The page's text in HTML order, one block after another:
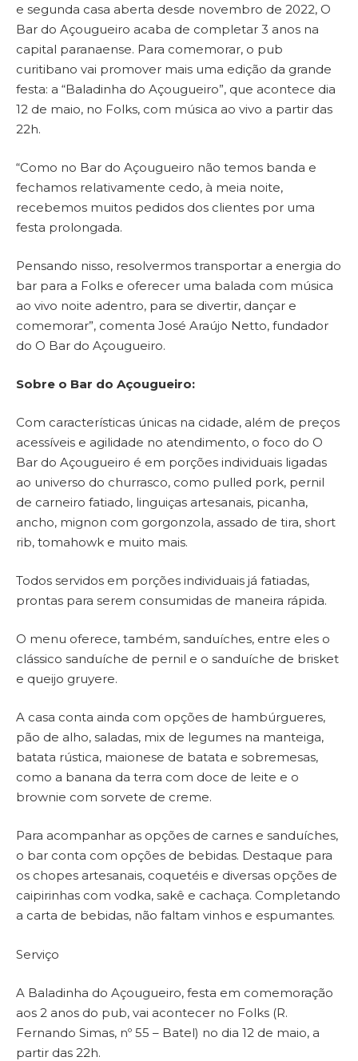
e segunda casa aberta desde novembro de 2022, O
Bar do Açougueiro acaba de completar 3 anos na
capital paranaense. Para comemorar, o pub
curitibano vai promover mais uma edição da grande
festa: a “Baladinha do Açougueiro”, que acontece dia
12 de maio, no Folks, com música ao vivo a partir das
22h.
“Como no Bar do Açougueiro não temos banda e
fechamos relativamente cedo, à meia noite,
recebemos muitos pedidos dos clientes por uma
festa prolongada.
Pensando nisso, resolvermos transportar a energia do
bar para a Folks e oferecer uma balada com música
ao vivo noite adentro, para se divertir, dançar e
comemorar”, comenta José Araújo Netto, fundador
do O Bar do Açougueiro.
Sobre o Bar do Açougueiro:
Com características únicas na cidade, além de preços
acessíveis e agilidade no atendimento, o foco do O
Bar do Açougueiro é em porções individuais ligadas
ao universo do churrasco, como pulled pork, pernil
de carneiro fatiado, linguiças artesanais, picanha,
ancho, mignon com gorgonzola, assado de tira, short
rib, tomahowk e muito mais.
Todos servidos em porções individuais já fatiadas,
prontas para serem consumidas de maneira rápida.
O menu oferece, também, sanduíches, entre eles o
clássico sanduíche de pernil e o sanduíche de brisket
e queijo gruyere.
A casa conta ainda com opções de hambúrgueres,
pão de alho, saladas, mix de legumes na manteiga,
batata rústica, maionese de batata e sobremesas,
como a banana da terra com doce de leite e o
brownie com sorvete de creme.
Para acompanhar as opções de carnes e sanduíches,
o bar conta com opções de bebidas. Destaque para
os chopes artesanais, coquetéis e diversas opções de
caipirinhas com vodka, sakê e cachaça. Completando
a carta de bebidas, não faltam vinhos e espumantes.
Serviço
A Baladinha do Açougueiro, festa em comemoração
aos 2 anos do pub, vai acontecer no Folks (R.
Fernando Simas, nº 55 – Batel) no dia 12 de maio, a
partir das 22h.